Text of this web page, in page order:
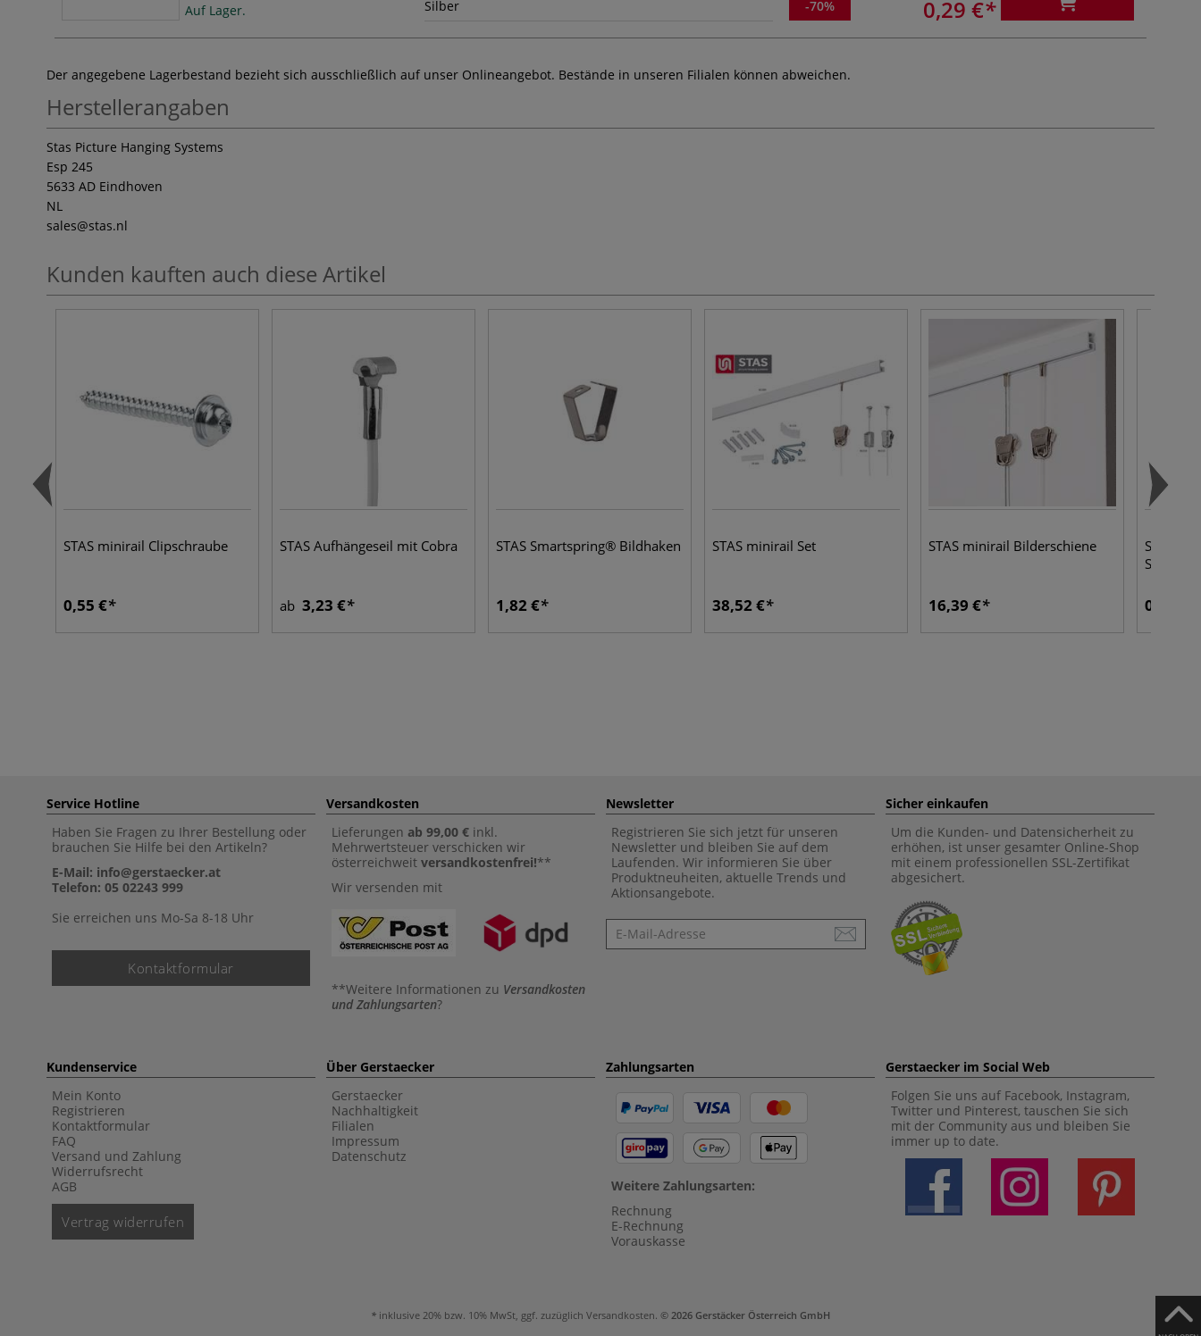
Auf Lager.
Silber 0,29 €
-70%
Der angegebene Lagerbestand bezieht sich ausschließlich auf unser Onlineangebot. Bestände in unseren Filialen können abweichen.
Herstellerangaben
Stas Picture Hanging Systems
Esp 245
5633 AD Eindhoven
NL
sales@stas.nl
Kunden kauften auch diese Artikel
STAS minirail Clipschraube
0,55 €
STAS Aufhängeseil mit Cobra
ab 3,23 €
STAS Smartspring® Bildhaken
1,82 €
STAS minirail Set
38,52 €
STAS minirail Bilderschiene
16,39 €
STAS
0,81 €
Service Hotline
Haben Sie Fragen zu Ihrer Bestellung oder
brauchen Sie Hilfe bei den Artikeln?
E-Mail: info@gerstaecker.at
Telefon: 05 02243 999
Sie erreichen uns Mo-Sa 8-18 Uhr
Kontaktformular
Versandkosten
Lieferungen ab 99,00 € inkl.
Mehrwertsteuer verschicken wir
österreichweit versandkostenfrei!**
Wir versenden mit
**Weitere Informationen zu Versandkosten
und Zahlungsarten?
Newsletter
Registrieren Sie sich jetzt für unseren
Newsletter und bleiben Sie auf dem
Laufenden. Wir informieren Sie über
Produktneuheiten, aktuelle Trends und
Aktionsangebote.
Newsletter
Sicher einkaufen
Um die Kunden- und Datensicherheit zu
erhöhen, ist unser gesamter Online-Shop
mit einem professionellen SSL-Zertifikat
abgesichert.
Kundenservice
Mein Konto
Registrieren
Kontaktformular
FAQ
Versand und Zahlung
Widerrufsrecht
AGB
Vertrag widerrufen
Über Gerstaecker
Gerstaecker
Nachhaltigkeit
Filialen
Impressum
Datenschutz
Zahlungsarten
Weitere Zahlungsarten:
Rechnung
E-Rechnung
Vorauskasse
Gerstaecker im Social Web
Folgen Sie uns auf Facebook, Instagram,
Twitter und Pinterest, tauschen Sie sich
mit der Community aus und bleiben Sie
immer up to date.
inklusive 20% bzw. 10% MwSt, ggf. zuzüglich Versandkosten. © 2026 Gerstäcker Österreich GmbH